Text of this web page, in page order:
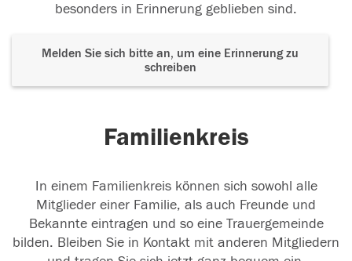
besonders in Erinnerung geblieben sind.
Melden Sie sich bitte an, um eine Erinnerung zu
schreiben
Familienkreis
In einem Familienkreis können sich sowohl alle
Mitglieder einer Familie, als auch Freunde und
Bekannte eintragen und so eine Trauergemeinde
bilden. Bleiben Sie in Kontakt mit anderen Mitgliedern